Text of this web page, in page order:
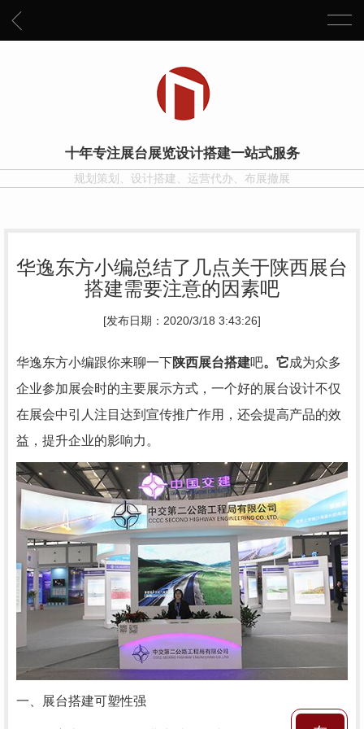
十年专注展台展览设计搭建一站式服务
规划策划、设计搭建、运营代办、布展撤展
华逸东方小编总结了几点关于陕西展台
搭建需要注意的因素吧
[发布日期：2020/3/18 3:43:26]
华逸东方小编跟你来聊一下陕西展台搭建吧。它成为众多
企业参加展会时的主要展示方式，一个好的展台设计不仅
在展会中引人注目达到宣传推广作用，还会提高产品的效
益，提升企业的影响力。
一、展台搭建可塑性强